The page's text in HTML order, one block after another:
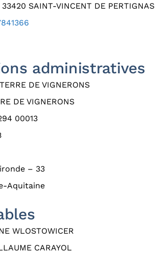
SAINT-VINCENT DE PERTIGNAS
administratives
TERRE DE VIGNERONS
DE VIGNERONS
00013
– 33
Aquitaine
WLOSTOWICER
CARAYOL